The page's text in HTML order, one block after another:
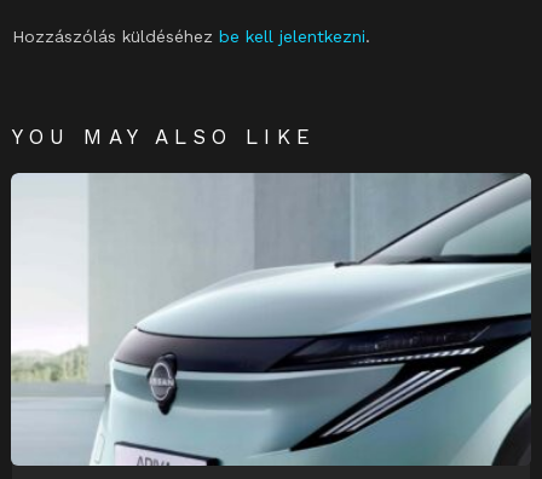
Hozzászólás küldéséhez be kell jelentkezni.
YOU MAY ALSO LIKE